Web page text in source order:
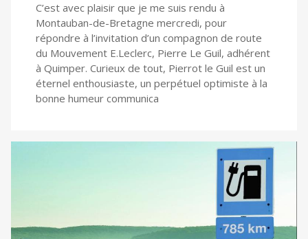
C’est avec plaisir que je me suis rendu à
Montauban-de-Bretagne mercredi, pour
répondre à l’invitation d’un compagnon de route
du Mouvement E.Leclerc, Pierre Le Guil, adhérent
à Quimper. Curieux de tout, Pierrot le Guil est un
éternel enthousiaste, un perpétuel optimiste à la
bonne humeur communica